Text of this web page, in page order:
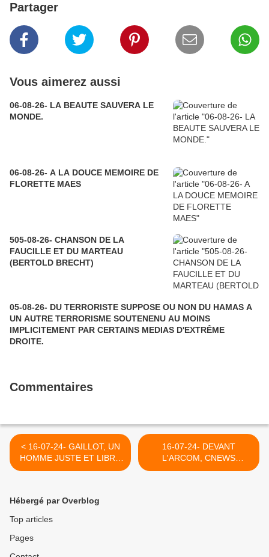
Partager
Vous aimerez aussi
06-08-26- LA BEAUTE SAUVERA LE
MONDE.
06-08-26- A LA DOUCE MEMOIRE DE
FLORETTE MAES
505-08-26- CHANSON DE LA
FAUCILLE ET DU MARTEAU
(BERTOLD BRECHT)
05-08-26- DU TERRORISTE SUPPOSE OU NON DU HAMAS A
UN AUTRE TERRORISME SOUTENENU AU MOINS
IMPLICITEMENT PAR CERTAINS MEDIAS D'EXTRÊME
DROITE.
Commentaires
< 16-07-24- GAILLOT, UN
HOMME JUSTE ET LIBRE
DANS L'EGLISE (2013)
16-07-24- DEVANT
L'ARCOM, CNEWS
S'ACCROCHE A SON
Hébergé par Overblog
Top articles
Pages